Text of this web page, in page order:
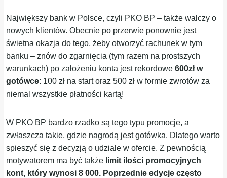
Największy bank w Polsce, czyli PKO BP – także walczy o
nowych klientów. Obecnie po przerwie ponownie jest
świetna okazja do tego, żeby otworzyć rachunek w tym
banku – znów do zgarnięcia (tym razem na prostszych
warunkach) po założeniu konta jest rekordowe600zł w
gotówce: 100 zł na start oraz 500 zł w formie zwrotów za
niemal wszystkie płatności kartą!
W PKO BP bardzo rzadko są tego typu promocje, a
zwłaszcza takie, gdzie nagrodą jest gotówka. Dlatego warto
spieszyć się z decyzją o udziale w ofercie. Z pewnością
motywatorem ma być także limit ilości promocyjnych
kont, który wynosi 8 000. Poprzednie edycje często